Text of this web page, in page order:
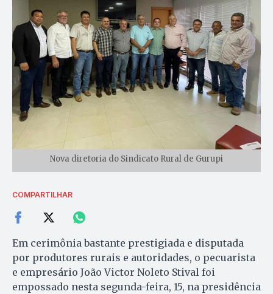
Nova diretoria do Sindicato Rural de Gurupi
COMPARTILHAR
Em cerimônia bastante prestigiada e disputada
por produtores rurais e autoridades, o pecuarista
e empresário João Victor Noleto Stival foi
empossado nesta segunda-feira, 15, na presidência